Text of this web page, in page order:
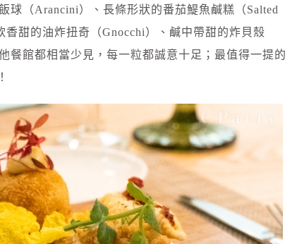
球（Arancini）、長條形狀的番茄鯷魚鹹糕（Salted
甜的油炸扭奇（Gnocchi）、鹹中帶甜的炸貝殼
餐館都相當少見，每一粒都誠意十足；最值得一提